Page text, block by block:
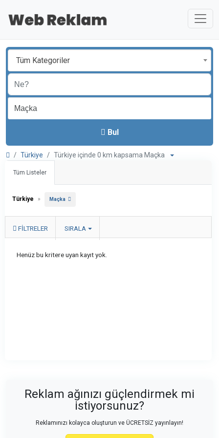
Tüm Kategoriler
Bul
Türkiye Türkiye içinde 0 km kapsama Maçka
Tüm Listeler
Türkiye » Maçka
FILTRELER SIRALA
Henüz bu kritere uyan kayıt yok.
Reklam ağınızı güçlendirmek mi
istiyorsunuz?
Reklamınızı kolayca oluşturun ve ÜCRETSİZ yayınlayın!